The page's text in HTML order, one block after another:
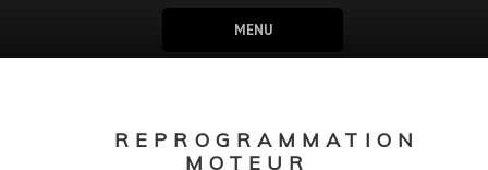
MENU
REPROGRAMMATION
MOTEUR